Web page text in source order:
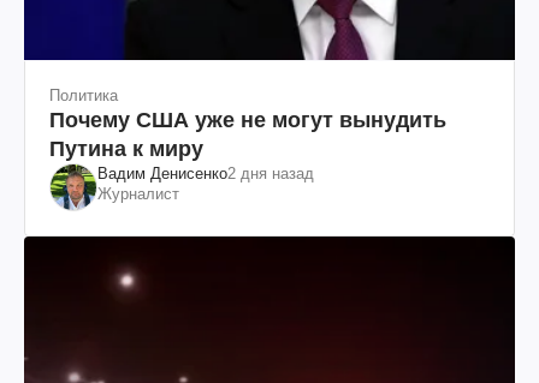
Политика
Почему США уже не могут вынудить
Путина к миру
Вадим Денисенко2 дня назад
Журналист